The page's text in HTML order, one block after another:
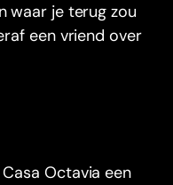
waar je terug zou
een vriend over
Octavia een